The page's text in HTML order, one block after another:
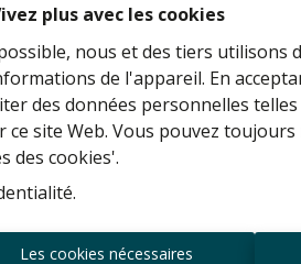
plus avec les cookies
nous et des tiers utilisons
de l'appareil. En
des données personnelles
site Web. Vous pouvez
des cookies'.
.
Les cookies nécessaires
de connaître la valeur de votre
maison ?
Estimation gratuite